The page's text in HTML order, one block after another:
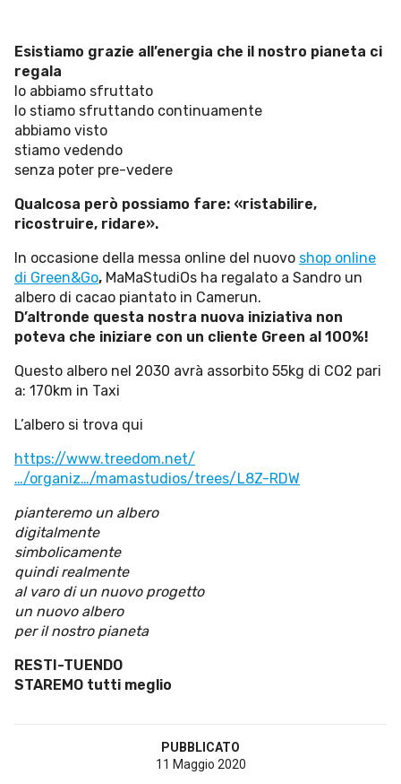
Settore tecnico, servizi e consulenze
Settore cultura
Settore turismo
Settore arte, artigianato
Settore riviste, blog online
Settore food
Cerca nel sito
Esistiamo grazie all’energia che il nostro pianeta ci
regala
lo abbiamo sfruttato
lo stiamo sfruttando continuamente
abbiamo visto
stiamo vedendo
senza poter pre-vedere
Qualcosa però possiamo fare: «ristabilire,
ricostruire, ridare».
In occasione della messa online del nuovo shop online
di Green&Go, MaMaStudiOs ha regalato a Sandro un
albero di cacao piantato in Camerun.
D’altronde questa nostra nuova iniziativa non
poteva che iniziare con un cliente Green al 100%!
Questo albero nel 2030 avrà assorbito 55kg di CO2 pari
a: 170km in Taxi
L’albero si trova qui
https://www.treedom.net/
…/organiz…/mamastudios/trees/L8Z-RDW
pianteremo un albero
digitalmente
simbolicamente
quindi realmente
al varo di un nuovo progetto
un nuovo albero
per il nostro pianeta
RESTI-TUENDO
STAREMO tutti meglio
PUBBLICATO
11 Maggio 2020